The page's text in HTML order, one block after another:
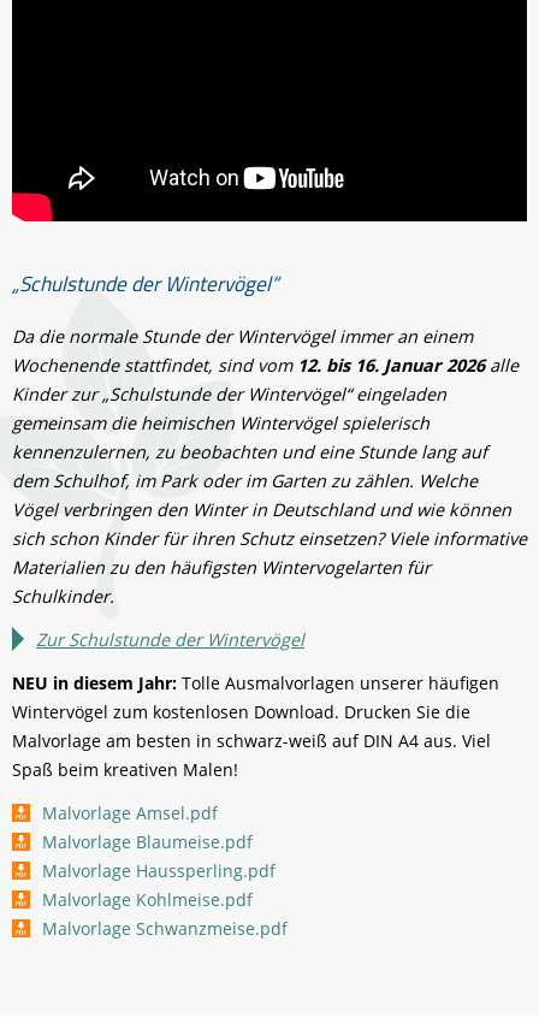
„Schulstunde der Wintervögel“
Da die normale Stunde der Wintervögel immer an einem
Wochenende stattfindet, sind vom 12. bis 16. Januar 2026alle
Kinder zur „Schulstunde der Wintervögel“ eingeladen
gemeinsam die heimischen Wintervögel spielerisch
kennenzulernen, zu beobachten und eine Stunde lang auf
dem Schulhof, im Park oder im Garten zu zählen. Welche
Vögel verbringen den Winter in Deutschland und wie können
sich schon Kinder für ihren Schutz einsetzen? Viele informative
Materialien zu den häufigsten Wintervogelarten für
Schulkinder.
Zur Schulstunde der Wintervögel
NEU in diesem Jahr: Tolle Ausmalvorlagen unserer häufigen
Wintervögel zum kostenlosen Download. Drucken Sie die
Malvorlage am besten in schwarz-weiß auf DIN A4 aus. Viel
Spaß beim kreativen Malen!
Malvorlage Amsel.pdf
Malvorlage Blaumeise.pdf
Malvorlage Haussperling.pdf
Malvorlage Kohlmeise.pdf
Malvorlage Schwanzmeise.pdf